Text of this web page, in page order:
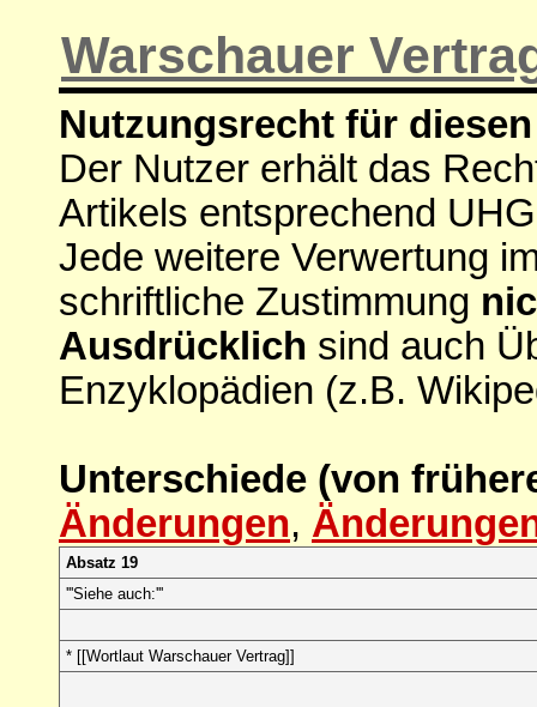
Warschauer
Nutzungsrecht für
Der Nutzer erhält das
Artikels entsprechend
Jede weitere Verwertung
schriftliche Zustimmung
Ausdrücklich sind auch
Enzyklopädien (z.B.
Unterschiede (von
Änderungen,
Absatz 19
'''Siehe auch:'''
* [[Wortlaut Warschauer Vertrag]]